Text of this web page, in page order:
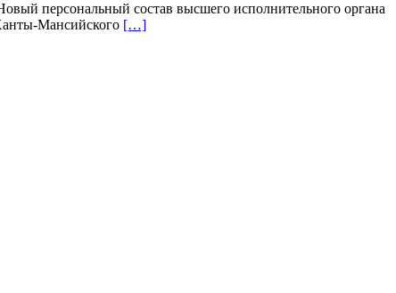
персональный состав высшего исполнительного органа
Мансийского […]